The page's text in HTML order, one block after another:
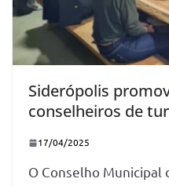
Siderópolis
conselheiros de
17/04/2025
O Conselho Municipal